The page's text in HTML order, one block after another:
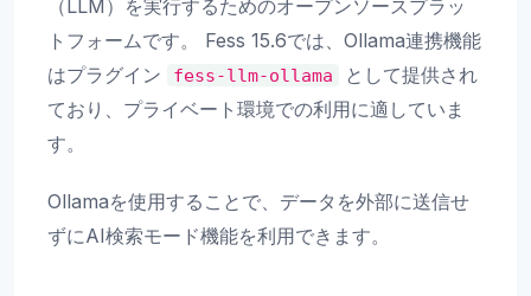
（LLM）を実行するためのオープンソースプラッ
トフォームです。 Fess 15.6では、Ollama連携機能
はプラグイン
fess-llm-ollama
として提供され
ており、プライベート環境での利用に適していま
す。
Ollamaを使用することで、データを外部に送信せ
ずにAI検索モード機能を利用できます。